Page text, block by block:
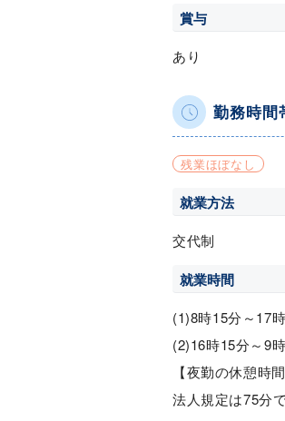
賞与
あり
勤務時間
残業ほぼなし
就業方法
交代制
就業時間
(1)8時15分～17
(2)16時15分～9
【夜勤の休憩時
法人規定は75分